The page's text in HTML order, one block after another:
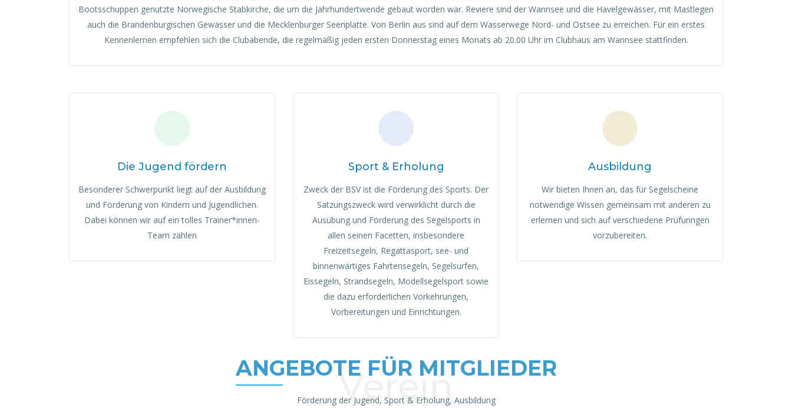
Bootsschuppen genutzte Norwegische Stabkirche, die um die Jahrhundertwende gebaut worden war. Reviere sind der Wannsee und die Havelgewässer, mit Mastlegen
auch die Brandenburgischen Gewässer und die Mecklenburger Seenplatte. Von Berlin aus sind auf dem Wasserwege Nord- und Ostsee zu erreichen. Für ein erstes
Kennenlernen empfehlen sich die Clubabende, die regelmäßig jeden ersten Donnerstag eines Monats ab 20.00 Uhr im Clubhaus am Wannsee stattfinden.
Die Jugend fördern
Besonderer Schwerpunkt liegt auf der Ausbildung
und Förderung von Kindern und Jugendlichen.
Dabei können wir auf ein tolles Trainer*innen-
Team zählen
Sport & Erholung
Zweck der BSV ist die Förderung des Sports. Der
Satzungszweck wird verwirklicht durch die
Ausübung und Förderung des Segelsports in
allen seinen Facetten, insbesondere
Freizeitsegeln, Regattasport, see- und
binnenwärtiges Fahrtensegeln, Segelsurfen,
Eissegeln, Strandsegeln, Modellsegelsport sowie
die dazu erforderlichen Vorkehrungen,
Vorbereitungen und Einrichtungen.
Ausbildung
Wir bieten Ihnen an, das für Segelscheine
notwendige Wissen gemeinsam mit anderen zu
erlernen und sich auf verschiedene Prüfunngen
vorzubereiten.
ANGEBOTE FÜR MITGLIEDER
Verein
Förderung der Jugend, Sport & Erholung, Ausbildung